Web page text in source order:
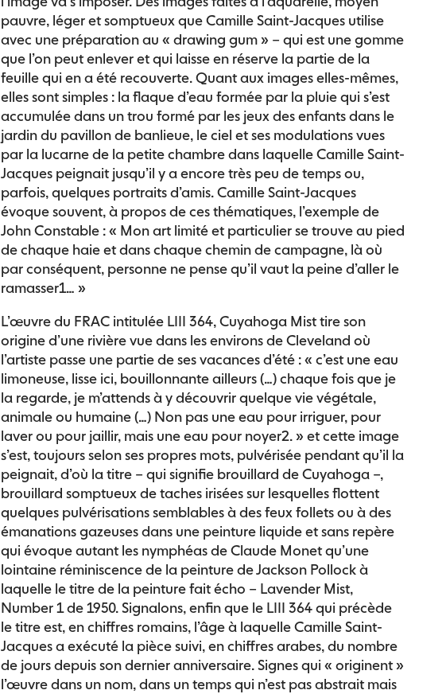
pauvre, léger et somptueux que Camille Saint-Jacques utilise
avec une préparation au « drawing gum » – qui est une gomme
que l’on peut enlever et qui laisse en réserve la partie de la
feuille qui en a été recouverte. Quant aux images elles-mêmes,
elles sont simples : la flaque d’eau formée par la pluie qui s’est
accumulée dans un trou formé par les jeux des enfants dans le
jardin du pavillon de banlieue, le ciel et ses modulations vues
par la lucarne de la petite chambre dans laquelle Camille Saint-
Jacques peignait jusqu’il y a encore très peu de temps ou,
parfois, quelques portraits d’amis. Camille Saint-Jacques
évoque souvent, à propos de ces thématiques, l’exemple de
John Constable : « Mon art limité et particulier se trouve au pied
de chaque haie et dans chaque chemin de campagne, là où
par conséquent, personne ne pense qu’il vaut la peine d’aller le
ramasser1… »
L’œuvre du FRAC intitulée LIII 364, Cuyahoga Mist tire son
origine d’une rivière vue dans les environs de Cleveland où
l’artiste passe une partie de ses vacances d’été : « c’est une eau
limoneuse, lisse ici, bouillonnante ailleurs (…) chaque fois que je
la regarde, je m’attends à y découvrir quelque vie végétale,
animale ou humaine (…) Non pas une eau pour irriguer, pour
laver ou pour jaillir, mais une eau pour noyer2. » et cette image
s’est, toujours selon ses propres mots, pulvérisée pendant qu’il la
peignait, d’où la titre – qui signifie brouillard de Cuyahoga –,
brouillard somptueux de taches irisées sur lesquelles flottent
quelques pulvérisations semblables à des feux follets ou à des
émanations gazeuses dans une peinture liquide et sans repère
qui évoque autant les nymphéas de Claude Monet qu’une
lointaine réminiscence de la peinture de Jackson Pollock à
laquelle le titre de la peinture fait écho – Lavender Mist,
Number 1 de 1950. Signalons, enfin que le LIII 364 qui précède
le titre est, en chiffres romains, l’âge à laquelle Camille Saint-
Jacques a exécuté la pièce suivi, en chiffres arabes, du nombre
de jours depuis son dernier anniversaire. Signes qui « originent »
l’œuvre dans un nom, dans un temps qui n’est pas abstrait mais